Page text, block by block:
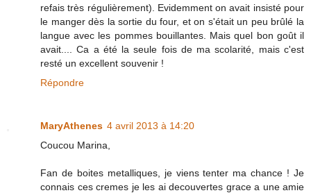
refais très régulièrement). Evidemment on avait insisté pour
le manger dès la sortie du four, et on s'était un peu brûlé la
langue avec les pommes bouillantes. Mais quel bon goût il
avait.... Ca a été la seule fois de ma scolarité, mais c'est
resté un excellent souvenir !
Répondre
MaryAthenes 4 avril 2013 à 14:20
Coucou Marina,
Fan de boites metalliques, je viens tenter ma chance ! Je
connais ces cremes je les ai decouvertes grace a une amie